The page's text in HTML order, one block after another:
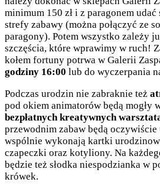
minimum 150 zł i z paragonem
strefy zabawy (można połączyć ze
paragony). Potem wszystko zależy
szczęścia, które wprawimy w ruch!
kołem fortuny potrwa w Galerii
godziny 16:00 lub do wyczerpania
Podczas urodzin nie zabraknie też
pod okiem animatorów będą mogły
bezpłatnych kreatywnych
przewodnim zabaw będą
wspólnie wykonają kartki
czapeczki oraz kotyliony. Na
będzie też słodka niespodzianka w
krówek.